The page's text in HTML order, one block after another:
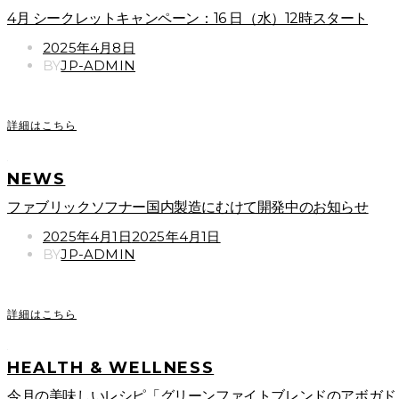
4月 シークレットキャンペーン：16 日（水）12時スタート
POSTED
ON
2025年4月8日
BYJP-ADMIN
詳細はこちら
NEWS
ファブリックソフナー国内製造にむけて開発中のお知らせ
POSTED
ON
2025年4月1日2025年4月1日
BYJP-ADMIN
詳細はこちら
HEALTH & WELLNESS